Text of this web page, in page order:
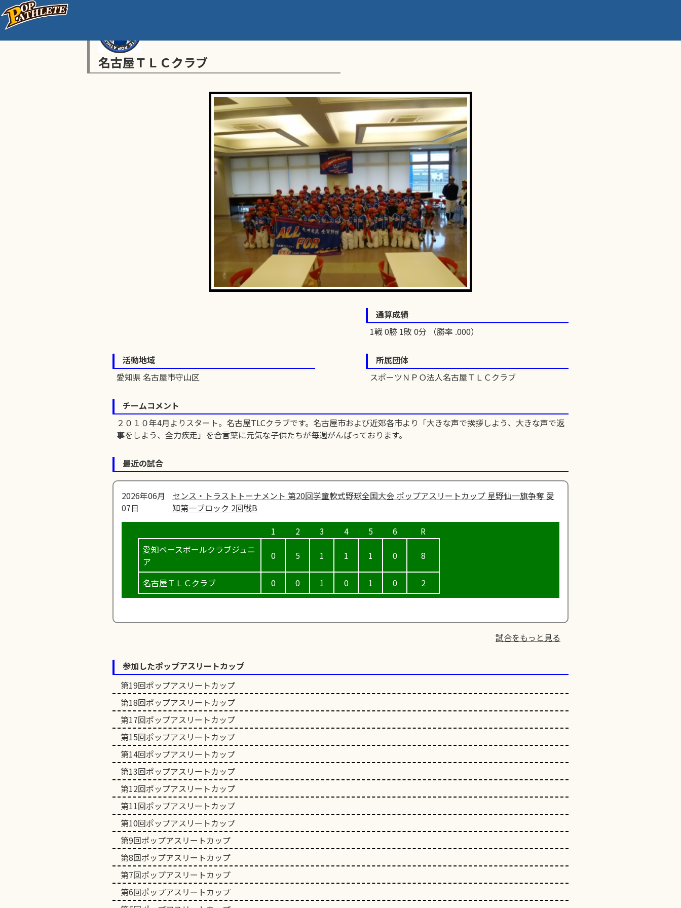
名古屋ＴＬＣクラブ
通算成績
1戦 0勝 1敗 0分 （勝率 .000）
活動地域
愛知県 名古屋市守山区
所属団体
スポーツＮＰＯ法人名古屋ＴＬＣクラブ
チームコメント
２０１０年4月よりスタート。名古屋TLCクラブです。名古屋市および近郊各市より「大きな声で挨拶しよう、大きな声で返
事をしよう、全力疾走」を合言葉に元気な子供たちが毎週がんばっております。
最近の試合
2026年06月
07日
センス・トラストトーナメント 第20回学童軟式野球全国大会 ポップアスリートカップ 星野仙一旗争奪 愛
知第一ブロック 2回戦B
愛知ベースボールクラブジュニ
ア
名古屋ＴＬＣクラブ
0
0
5
0
1
1
1
0
1
1
0
0
8
2
試合をもっと見る
参加したポップアスリートカップ
第19回ポップアスリートカップ
第18回ポップアスリートカップ
第17回ポップアスリートカップ
第15回ポップアスリートカップ
第14回ポップアスリートカップ
第13回ポップアスリートカップ
第12回ポップアスリートカップ
第11回ポップアスリートカップ
第10回ポップアスリートカップ
第9回ポップアスリートカップ
第8回ポップアスリートカップ
第7回ポップアスリートカップ
第6回ポップアスリートカップ